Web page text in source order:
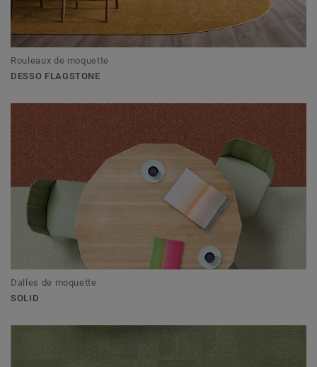
Rouleaux de moquette
DESSO FLAGSTONE
Dalles de moquette
SOLID